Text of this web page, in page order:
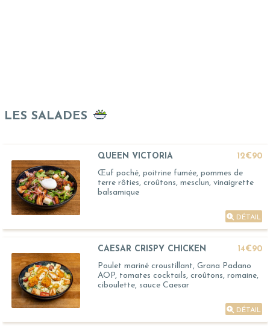
LES SALADES
QUEEN VICTORIA
12€90
Œuf poché, poitrine fumée, pommes de
terre rôties, croûtons, mesclun, vinaigrette
balsamique
DÉTAIL
CAESAR CRISPY CHICKEN
14€90
Poulet mariné croustillant, Grana Padano
AOP, tomates cocktails, croûtons, romaine,
ciboulette, sauce Caesar
DÉTAIL